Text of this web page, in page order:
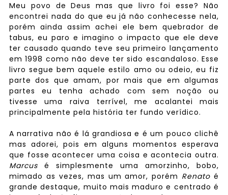
Meu povo de Deus mas que livro foi esse? Não
encontrei nada do que eu já não conhecesse nela,
porém ainda assim achei ele bem quebrador de
tabus, eu paro e imagino o impacto que ele deve
ter causado quando teve seu primeiro lançamento
em 1998 como não deve ter sido escandaloso. Esse
livro segue bem aquele estilo amo ou odeio, eu fiz
parte dos que amam, por mais que em algumas
partes eu tenha achado com sem noção ou
tivesse uma raiva terrível, me acalantei mais
principalmente pela história ter fundo verídico.
A narrativa não é lá grandiosa e é um pouco clichê
mas adorei, pois em alguns momentos esperava
que fosse acontecer uma coisa e acontecia outra.
Marcus é simplesmente uma amorzinho, bobo,
mimado as vezes, mas um amor, porém Renatoé
grande destaque, muito mais maduro e centrado é